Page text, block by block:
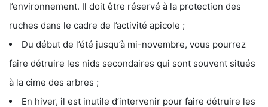
l’environnement. Il doit être réservé à la protection des
ruches dans le cadre de l’activité apicole ;
Du début de l’été jusqu’à mi-novembre, vous pourrez
faire détruire les nids secondaires qui sont souvent situés
à la cime des arbres ;
En hiver, il est inutile d’intervenir pour faire détruire les